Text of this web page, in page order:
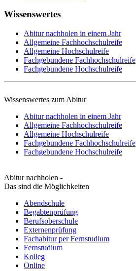
Wissenswertes
Abitur nachholen in einem Jahr
Allgemeine Fachhochschulreife
Allgemeine Hochschulreife
Fachgebundene Fachhochschulreife
Fachgebundene Hochschulreife
Wissenswertes zum Abitur
Abitur nachholen in einem Jahr
Allgemeine Fachhochschulreife
Allgemeine Hochschulreife
Fachgebundene Fachhochschulreife
Fachgebundene Hochschulreife
Abitur nachholen -
Das sind die Möglichkeiten
Abendschule
Begabtenprüfung
Berufsoberschule
Externenprüfung
Fachabitur per Fernstudium
Fernstudium
Kolleg
Online